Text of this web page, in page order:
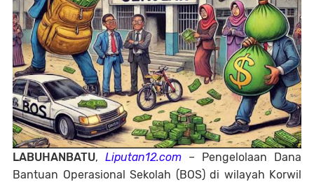
LABUHANBATU, Liputan12.com – Pengelolaan Dana
Bantuan Operasional Sekolah (BOS) di wilayah Korwil